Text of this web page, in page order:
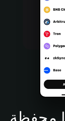
Português
Bahasa Indonesia
Português (Brasil)
Español